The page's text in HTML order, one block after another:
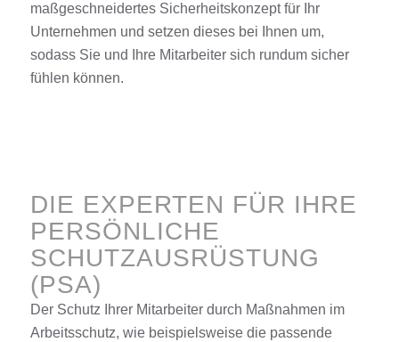
maßgeschneidertes Sicherheitskonzept für Ihr
Unternehmen und setzen dieses bei Ihnen um,
sodass Sie und Ihre Mitarbeiter sich rundum sicher
fühlen können.
DIE EXPERTEN FÜR IHRE
PERSÖNLICHE
SCHUTZAUSRÜSTUNG
(PSA)
Der Schutz Ihrer Mitarbeiter durch Maßnahmen im
Arbeitsschutz, wie beispielsweise die passende